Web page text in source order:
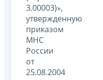
3.00003)»,
утвержденную
приказом
МНС
России
от
25.08.2004